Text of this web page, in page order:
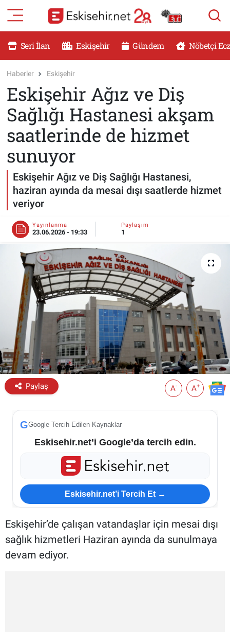
Seri İlan Eskişehir Gündem Nöbetçi
Haberler Eskişehir
Eskişehir Ağız ve Diş
Sağlığı Hastanesi akşam
saatlerinde de hizmet
sunuyor
Eskişehir Ağız ve Diş Sağlığı Hastanesi,
haziran ayında da mesai dışı saatlerde hizmet
veriyor
Yayınlanma
23.06.2026 - 19:33
Paylaşım
1
Paylaş A- A+
GGoogle Tercih Edilen Kaynaklar
Eskisehir.net’i Google’da tercih edin.
Eskisehir.net’i Tercih Et →
Eskişehir’de çalışan vatandaşlar için mesai dışı
sağlık hizmetleri Haziran ayında da sunulmaya
devam ediyor.
RESMİ İLANLAR
DÜNYA
SAĞLIK
MAGAZİN
KADIN
TEKNOLOJİ
YEMEK
ESKİŞEHİR NÖBETÇİ ECZANELER
Eskişehir Haber İçerikleri
Eskişehir Hava Durumu
Eskişehir Tramvay Saatleri
Eskişehir Otobüs Saatleri
Eskişehir Nöbetçi Eczaneler
Eskişehir Namaz Vakitleri
Eskişehir Trafik Yoğunluk Haritası
Süper Lig Puan Durumu ve Fikstür
Tüm Manşetler
Son Dakika Haberleri
Haber Arşivi